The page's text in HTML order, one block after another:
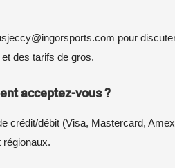
pour
des tarifs de gros.
acceptez-vous ?
crédit/débit (Visa, Mastercard,